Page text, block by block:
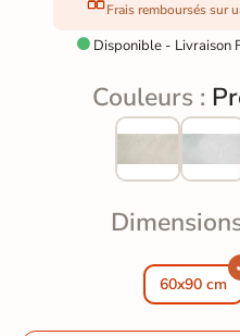
Frais remboursés sur
 Disponible - Livraison
Couleurs :
60x90 cm